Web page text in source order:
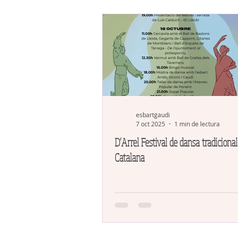
D’Arrel Festival de dansa tradicional
Catalana
esbartgaudi
7 oct 2025
1 min de lectura